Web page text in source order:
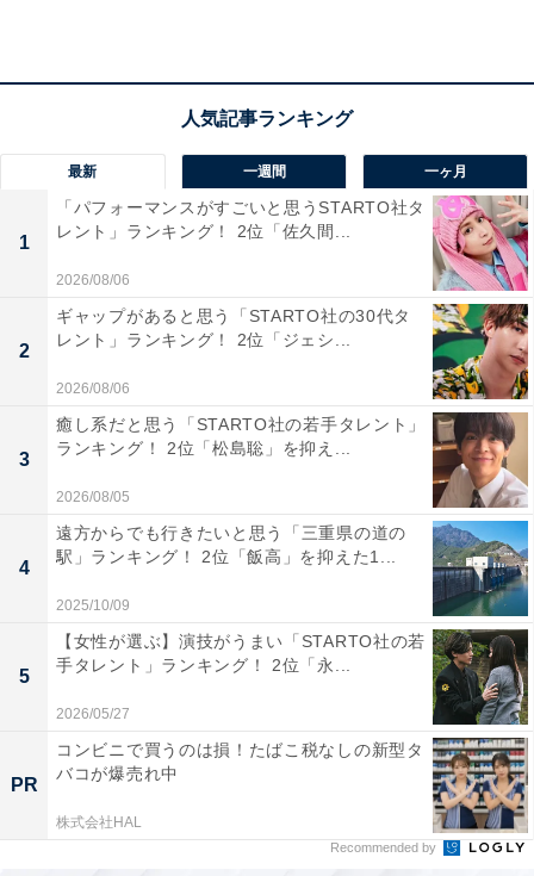
1位：中居正広
『中居正広の芸能人！お友達呼んで来ましたグラン
プリ』#中居正広 さんと29人のカオスな空間?
久しぶりにこんなに大人数が集まりました✨
収録中ずっと笑顔だった中居さんがこちら?☺️
ぜひご覧ください‼️
#フジテレビ
pic.twitter.com/XfS8qjNfGb
— 中居正広のお友達グランプリ【公式】
1位に選ばれたのは、中居正広さんでした。
最新 一週間 一ヶ月
1
「パフォーマンスがすごいと思うSTARTO社タ
レント」ランキング！ 2位「佐久間...
2026/08/06
2
ギャップがあると思う「STARTO社の30代タ
レント」ランキング！ 2位「ジェシ...
2026/08/06
3
癒し系だと思う「STARTO社の若手タレント」
ランキング！ 2位「松島聡」を抑え...
2026/08/05
4
遠方からでも行きたいと思う「三重県の道の
駅」ランキング！ 2位「飯高」を抑えた1...
2025/10/09
5
【女性が選ぶ】演技がうまい「STARTO社の若
手タレント」ランキング！ 2位「永...
2026/05/27
PR
コンビニで買うのは損！たばこ税なしの新型タ
バコが爆売れ中
株式会社HAL
Recommended by